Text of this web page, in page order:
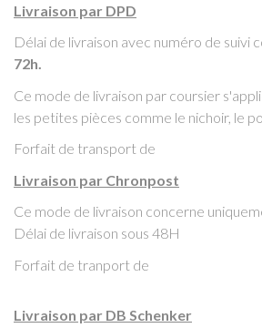
Livraison par DPD
Délai de livraison avec numéro de suivi
72h.
Ce mode de livraison par coursier
les petites pièces comme le nichoir, le
Forfait de transport de
Livraison par Chronpost
Ce mode de livraison concerne
Délai de livraison sous 48H
Forfait de tranport de
Livraison par DB Schenker